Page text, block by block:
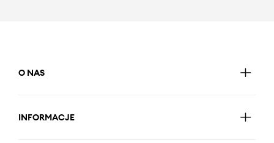
O NAS
INFORMACJE